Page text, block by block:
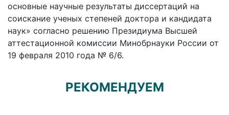
основные научные результаты диссертаций на
соискание ученых степеней доктора и кандидата
наук» согласно решению Президиума Высшей
аттестационной комиссии Минобрнауки России от
19 февраля 2010 года № 6/6.
РЕКОМЕНДУЕМ